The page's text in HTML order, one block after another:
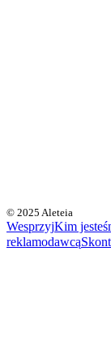
© 2025 Aleteia
WesprzyjKim
reklamodawcą